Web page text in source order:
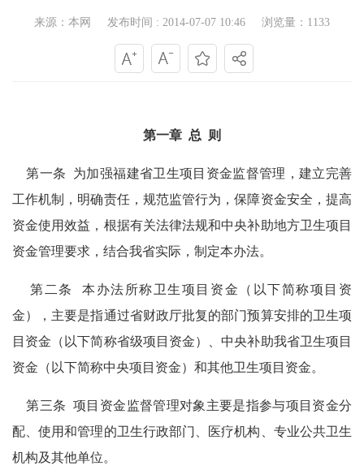
来源：本网 发布时间 : 2014-07-07 10:46 浏览量：1133
第一章 总 则
第一条
为加强福建省卫生项目资金监督管理，建立完善
工作机制，明确责任，规范监管行为，保障资金安全，提高
资金使用效益，根据有关法律法规和中央补助地方卫生项目
资金管理要求，结合我省实际，制定本办法。
第二条
本办法所称卫生项目资金（以下简称项目资
金），主要是指通过省财政厅批复的部门预算安排的卫生项
目资金（以下简称省级项目资金）、中央补助我省卫生项目
资金（以下简称中央项目资金）和其他卫生项目资金。
第三条 项目资金监督管理对象主要是指参与项目资金分
配、使用和管理的卫生行政部门、医疗机构、专业公共卫生
机构及其他单位。